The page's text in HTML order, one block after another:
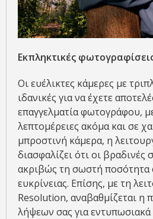
Εκπληκτικές
Οι ευέλικτες κάμερες με
ιδανικές για να έχετε
επαγγελματία φωτογράφου,
λεπτομέρειες ακόμα και σε
μπροστινή κάμερα, η
διασφαλίζει ότι οι βραδινές
ακριβώς τη σωστή ποσότητα
ευκρίνειας. Επίσης, με τη
Resolution, αναβαθμίζεται η
λήψεων σας για εντυπωσιακά